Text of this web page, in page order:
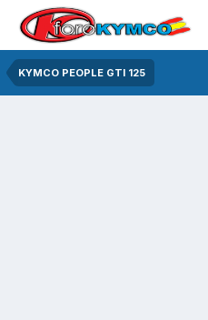
KYMCO PEOPLE GTI 125